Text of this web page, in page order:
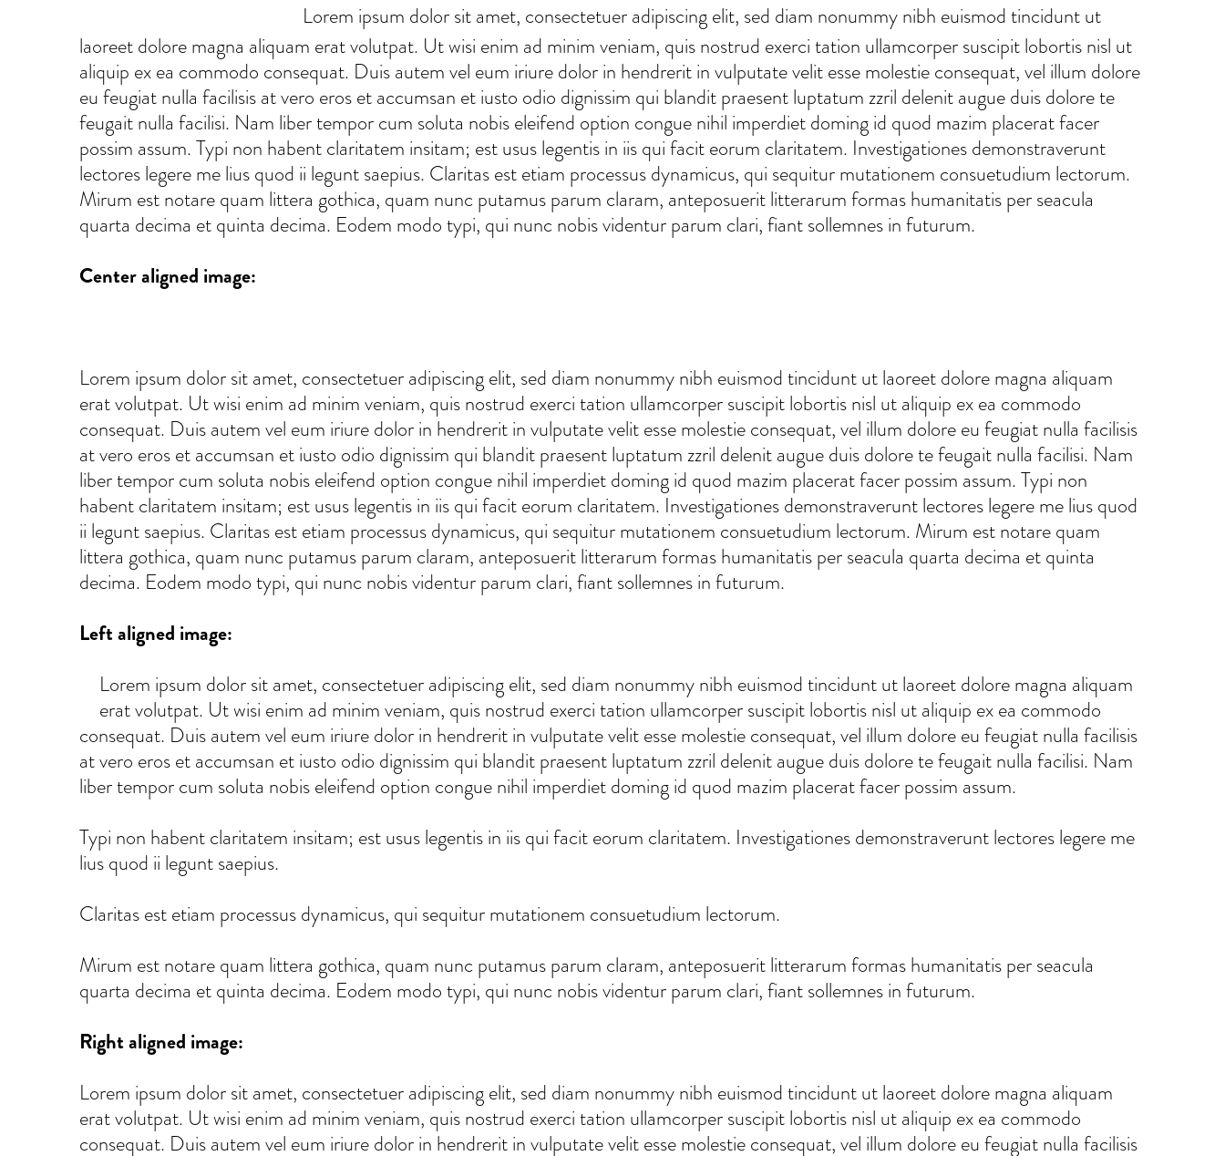
Lorem ipsum dolor sit amet, consectetuer adipiscing elit, sed diam nonummy nibh euismod tincidunt ut
laoreet dolore magna aliquam erat volutpat. Ut wisi enim ad minim veniam, quis nostrud exerci tation ullamcorper suscipit lobortis nisl ut
aliquip ex ea commodo consequat. Duis autem vel eum iriure dolor in hendrerit in vulputate velit esse molestie consequat, vel illum dolore
eu feugiat nulla facilisis at vero eros et accumsan et iusto odio dignissim qui blandit praesent luptatum zzril delenit augue duis dolore te
feugait nulla facilisi. Nam liber tempor cum soluta nobis eleifend option congue nihil imperdiet doming id quod mazim placerat facer
possim assum. Typi non habent claritatem insitam; est usus legentis in iis qui facit eorum claritatem. Investigationes demonstraverunt
lectores legere me lius quod ii legunt saepius. Claritas est etiam processus dynamicus, qui sequitur mutationem consuetudium lectorum.
Mirum est notare quam littera gothica, quam nunc putamus parum claram, anteposuerit litterarum formas humanitatis per seacula
quarta decima et quinta decima. Eodem modo typi, qui nunc nobis videntur parum clari, fiant sollemnes in futurum.
Center aligned image:
Lorem ipsum dolor sit amet, consectetuer adipiscing elit, sed diam nonummy nibh euismod tincidunt ut laoreet dolore magna aliquam
erat volutpat. Ut wisi enim ad minim veniam, quis nostrud exerci tation ullamcorper suscipit lobortis nisl ut aliquip ex ea commodo
consequat. Duis autem vel eum iriure dolor in hendrerit in vulputate velit esse molestie consequat, vel illum dolore eu feugiat nulla facilisis
at vero eros et accumsan et iusto odio dignissim qui blandit praesent luptatum zzril delenit augue duis dolore te feugait nulla facilisi. Nam
liber tempor cum soluta nobis eleifend option congue nihil imperdiet doming id quod mazim placerat facer possim assum. Typi non
habent claritatem insitam; est usus legentis in iis qui facit eorum claritatem. Investigationes demonstraverunt lectores legere me lius quod
ii legunt saepius. Claritas est etiam processus dynamicus, qui sequitur mutationem consuetudium lectorum. Mirum est notare quam
littera gothica, quam nunc putamus parum claram, anteposuerit litterarum formas humanitatis per seacula quarta decima et quinta
decima. Eodem modo typi, qui nunc nobis videntur parum clari, fiant sollemnes in futurum.
Left aligned image:
Lorem ipsum dolor sit amet, consectetuer adipiscing elit, sed diam nonummy nibh euismod tincidunt ut laoreet dolore magna aliquam
erat volutpat. Ut wisi enim ad minim veniam, quis nostrud exerci tation ullamcorper suscipit lobortis nisl ut aliquip ex ea commodo
consequat. Duis autem vel eum iriure dolor in hendrerit in vulputate velit esse molestie consequat, vel illum dolore eu feugiat nulla facilisis
at vero eros et accumsan et iusto odio dignissim qui blandit praesent luptatum zzril delenit augue duis dolore te feugait nulla facilisi. Nam
liber tempor cum soluta nobis eleifend option congue nihil imperdiet doming id quod mazim placerat facer possim assum.
Typi non habent claritatem insitam; est usus legentis in iis qui facit eorum claritatem. Investigationes demonstraverunt lectores legere me
lius quod ii legunt saepius.
Claritas est etiam processus dynamicus, qui sequitur mutationem consuetudium lectorum.
Mirum est notare quam littera gothica, quam nunc putamus parum claram, anteposuerit litterarum formas humanitatis per seacula
quarta decima et quinta decima. Eodem modo typi, qui nunc nobis videntur parum clari, fiant sollemnes in futurum.
Right aligned image:
Lorem ipsum dolor sit amet, consectetuer adipiscing elit, sed diam nonummy nibh euismod tincidunt ut laoreet dolore magna aliquam
erat volutpat. Ut wisi enim ad minim veniam, quis nostrud exerci tation ullamcorper suscipit lobortis nisl ut aliquip ex ea commodo
consequat. Duis autem vel eum iriure dolor in hendrerit in vulputate velit esse molestie consequat, vel illum dolore eu feugiat nulla facilisis